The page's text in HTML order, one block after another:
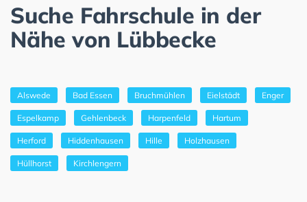
Suche Fahrschule in der
Nähe von Lübbecke
Alswede Bad Essen Bruchmühlen Eielstädt Enger
Espelkamp Gehlenbeck Harpenfeld Hartum
Herford Hiddenhausen Hille Holzhausen
Hüllhorst Kirchlengern